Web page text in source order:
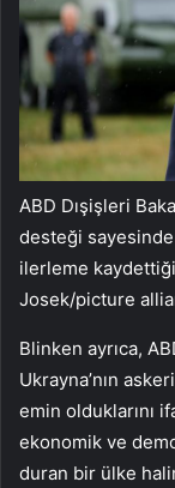
ABD Dışişleri
desteği sayesinde
ilerleme
Josek/picture
Blinken ayrıca,
Ukrayna’nın
emin olduklarını
ekonomik ve
duran bir ülke